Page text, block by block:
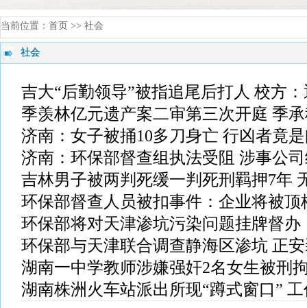
当前位置： 首页 >> 社会
社会
吉大“后勤领导”被指追尾后打人 校方
季羡林亿元遗产案二审第三次开庭 季
济南：女子被捅10多刀身亡 行凶者竟
济南：环保部督查组执法受阻 涉事公
吉林男子被两判死缓一判死刑羁押7年
环保部督查人员被扣事件：企业将被顶
环保部将对天津渗坑污染问题挂牌督办
环保部与天津联合调查静海区渗坑 正
湖南一中学教师涉嫌强奸2名女生被刑
湖南株洲火车站派出所现“蹲式窗口”